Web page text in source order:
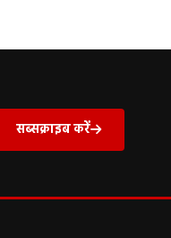
सब्सक्राइब करें